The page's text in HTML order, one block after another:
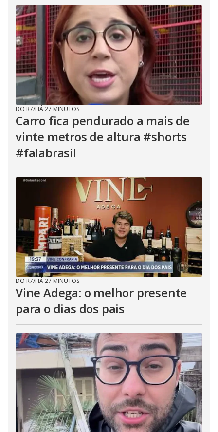
DO R7/HÁ 27 MINUTOS
Carro fica pendurado a mais de
vinte metros de altura #shorts
#falabrasil
DO R7/HÁ 27 MINUTOS
Vine Adega: o melhor presente
para o dias dos pais